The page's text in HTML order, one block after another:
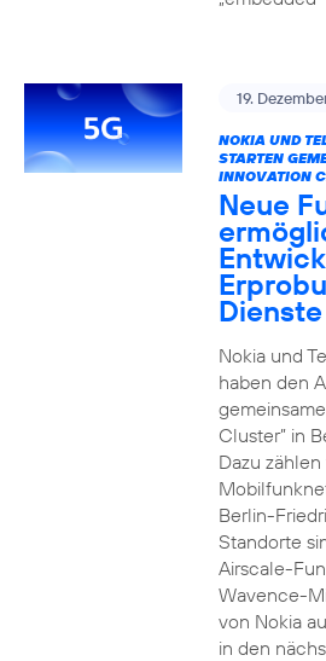
19.
NOKIA UND
STARTEN
INNOVATION
Neue
Dienste
Nokia und
haben den
Cluster” in
Dazu
Berlin-
Standorte
Airscale-
Wavence-
von Nokia
in den